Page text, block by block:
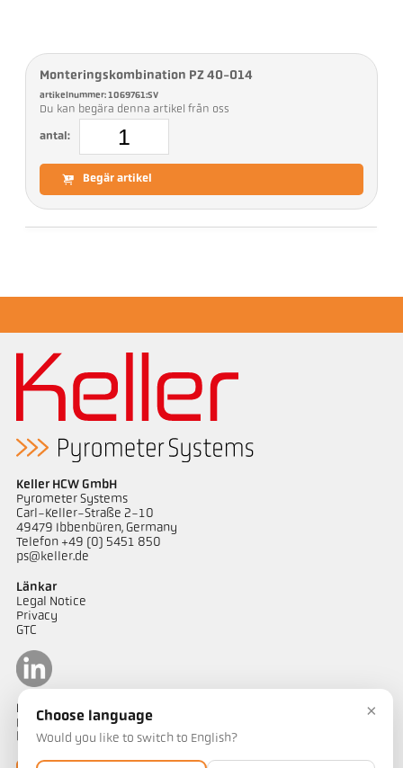
Monteringskombination PZ 40-014
artikelnummer: 1069761:SV
Du kan begära denna artikel från oss
antal:
Begär artikel
Keller HCW GmbH
Pyrometer Systems
Carl-Keller-Straße 2-10
49479 Ibbenbüren, Germany
Telefon +49 (0) 5451 850
ps@keller.de
Länkar
Legal Notice
Privacy
GTC
Kontakt
Har du frågor om våra temperaturmätningslösningar? Vårt team
hjälper dig gärna.
×
Choose language
Would you like to switch to English?